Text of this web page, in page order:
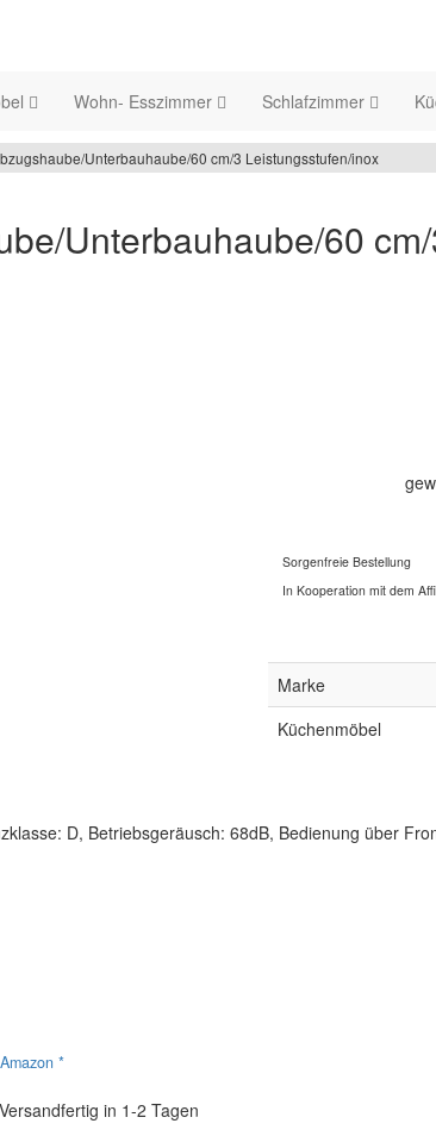
Wohn- Esszimmer Schlafzimmer
Unterbauhaube/60 cm/3 Leistungsstufen/inox
Unterbauhaube/60
Sorgenfreie Bestellung
In Kooperation mit dem
Marke
Küchenmöbel
D, Betriebsgeräusch: 68dB, Bedienung über
*
in 1-2 Tagen